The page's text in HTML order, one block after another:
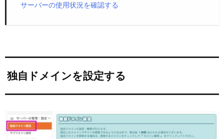
サーバーの使用状況を確認する
独自ドメインを設定する